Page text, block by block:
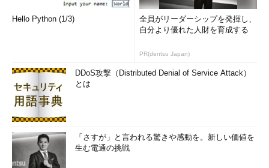
リモートワークのスキルは、身に付けるのに時間と努力が必要
だ。ビデオ会議はチームと関わる素晴らしい方法だ。だが、あな
ミュートにしたり、電子メールをチェックしたり、別のドキュメ
ントの作業をしたり、はたまたお茶を入れたりしたことが何回あ
るだろうか。
参加する
Hello Python (1/3)
全員がリーダーシップを発揮し、
自分より優れた人財を育成する
PR(dentsu Japan)
DDoS攻撃（Distributed Denial of Service Attack）
とは
「さすが」と言われる驚きや感動を。新しい価値を
生む電通の挑戦